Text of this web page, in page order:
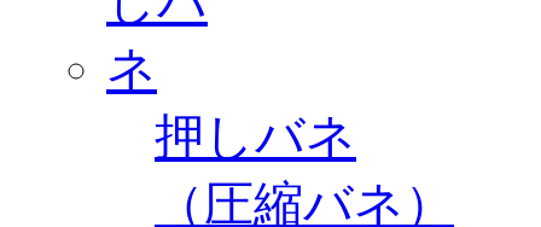
押しバネ
（圧縮バネ）